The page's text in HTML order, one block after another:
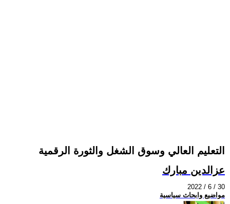
التعليم العالي وسوق الشغل والثورة الرقمية
عزالدين مبارك
2022 / 6 / 30
مواضيع وابحاث سياسية